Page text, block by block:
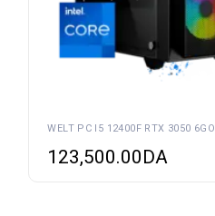
WELT PC I5 12400F RTX 3050 6GO
123,500.00DA